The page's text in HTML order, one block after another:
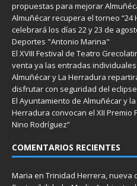
propuestas para mejorar
Almuñécar recupera el torneo “24
celebrará los días 22 y 23 de
Deportes "Antonio Marina"
El XVIII Festival de Teatro
venta ya las entradas
Almuñécar y La Herradura
disfrutar con seguridad del
El Ayuntamiento de Almuñécar y
Herradura convocan el XII Premio
Nino Rodríguez”
COMENTARIOS RECIENTES
Maria en Trinidad Herrera, nueva